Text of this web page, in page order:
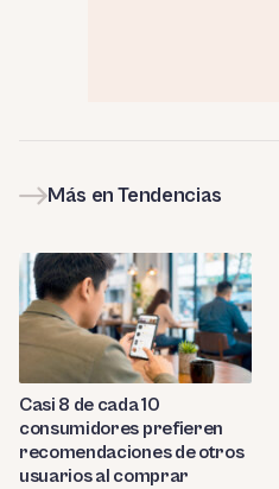
Más en Tendencias
Casi 8 de cada 10
consumidores prefieren
recomendaciones de otros
usuarios al comprar